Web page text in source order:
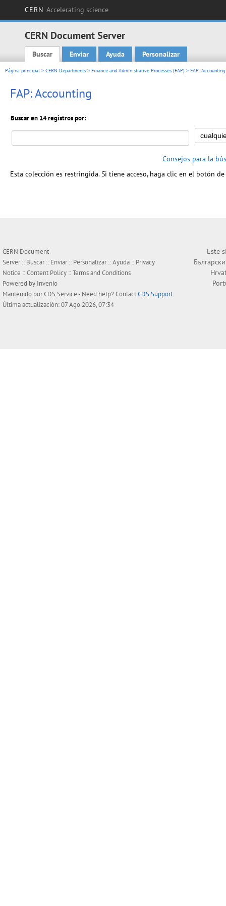
CERN Accelerating science
CERN Document Server
Main menu
Buscar Enviar Ayuda Personalizar
Página principal > CERN Departments > Finance and Administrative Processes (FAP) > FAP: Accounting
FAP: Accounting
Buscar en 14 registros por:
Consejos para la
Esta colección es restringida. Si tiene acceso, haga clic en el botón de
CERN Document
Server :: Buscar:: Enviar:: Personalizar::Ayuda :: Privacy
Notice ::Content Policy ::Terms and Conditions
Powered by Invenio
Mantenido porCDS Service- Need help? ContactCDS Support.
Última actualización: 07 Ago 2026, 07:34
Este
Български